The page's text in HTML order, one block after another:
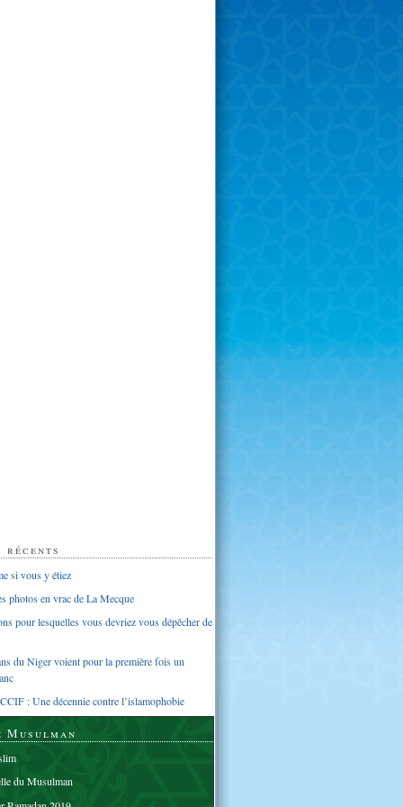
si vous y étiez
photos en vrac de La Mecque
pour lesquelles vous devriez vous dépêcher de
du Niger voient pour la première fois un
: Une décennie contre l’islamophobie
Musulman
du Musulman